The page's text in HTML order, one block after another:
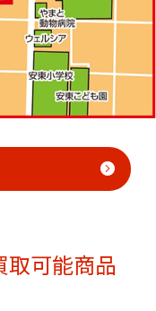
取可能商品